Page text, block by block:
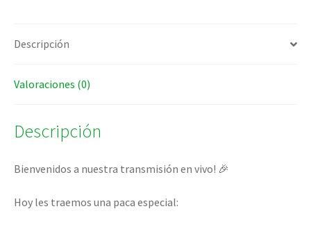
Descripción
Valoraciones (0)
Descripción
­­Bienvenidos a nuestra transmisión en vivo! 🎉
Hoy les traemos una paca especial: